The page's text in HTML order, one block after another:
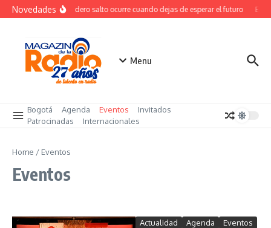
Saltar al contenido
NovedadesEl verdadero salto ocurre cuando dejas de esperar el futuro El
Menu
Bogotá Agenda Eventos
Invitados
Patrocinadas
Internacionales
Home / Eventos
Eventos
Actualidad Agenda
Eventos